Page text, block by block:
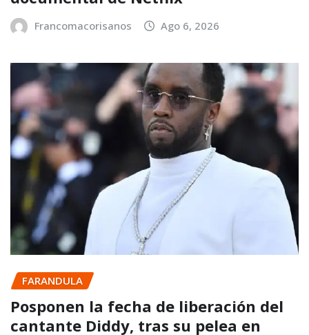
Francomacorisanos Ago 6, 2026
FARANDULA
Posponen la fecha de liberación del
cantante Diddy, tras su pelea en